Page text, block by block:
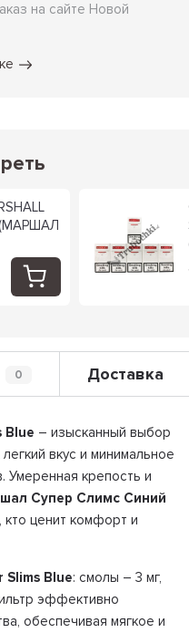
на сайте Новой
(МАРШАЛ
0 Доставка
Blue – изысканный выбор
вкус и минимальное
Умеренная крепость и
Супер Слимс Синий
кто ценит комфорт и
Slims Blue: смолы – 3 мг,
эффективно
обеспечивая мягкое и